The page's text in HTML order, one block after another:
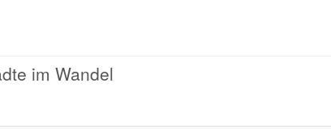
im Wandel